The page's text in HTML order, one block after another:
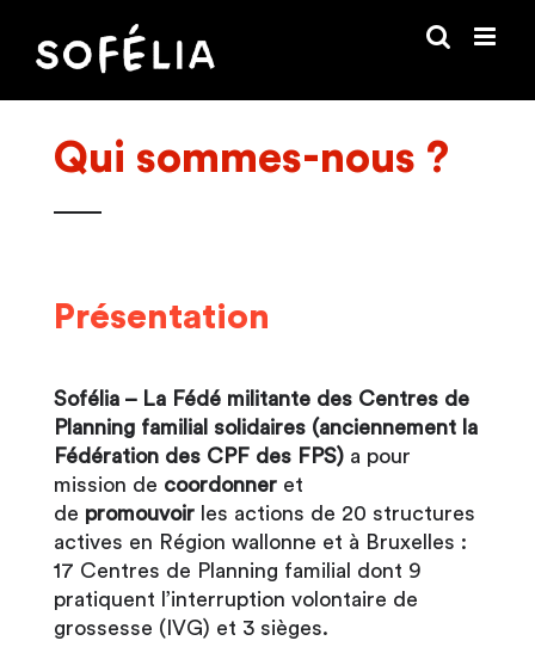
contenu
Qui sommes-nous ?
Présentation
Sofélia – La Fédé militante des Centres de
Planning familial solidaires (anciennement la
Fédération des CPF des FPS) a pour
mission de coordonneret
de promouvoirles actions de 20 structures
actives en Région wallonne et à Bruxelles :
17 Centres de Planning familial dont 9
pratiquent l’interruption volontaire de
grossesse (IVG) et 3 sièges.